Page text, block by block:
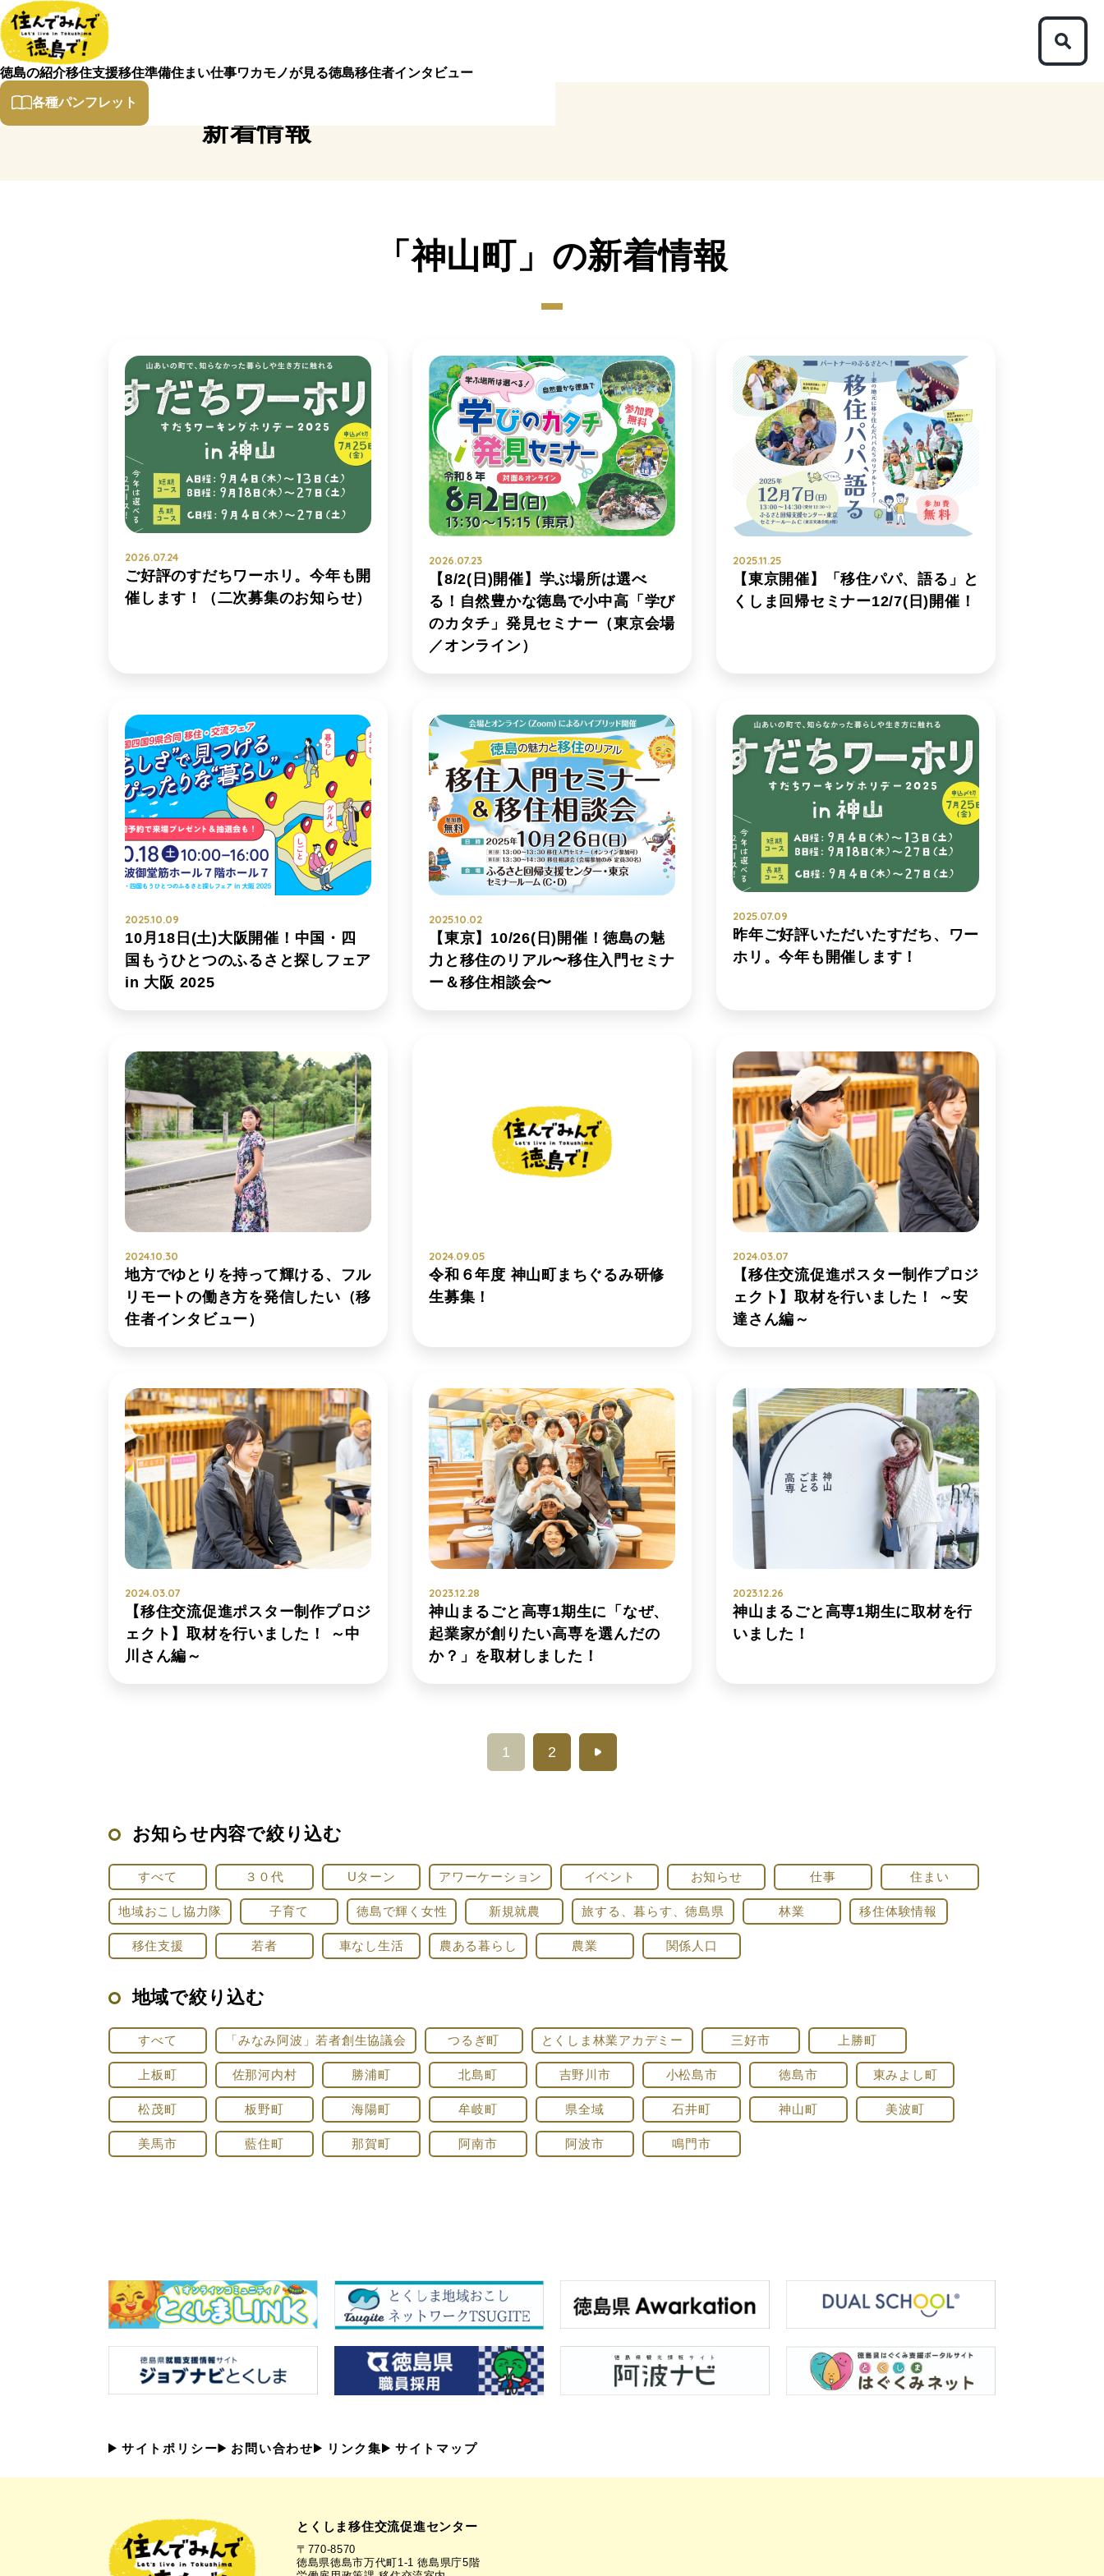
徳島の紹介移住支援移住準備住まい仕事ワカモノが見る徳島移住者インタビュー
各種パンフレット
新着情報
「神山町」の新着情報
2026.07.24
ご好評のすだちワーホリ。今年も開
催します！（二次募集のお知らせ）
2026.07.23
【8/2(日)開催】学ぶ場所は選べ
る！自然豊かな徳島で小中高「学び
のカタチ」発見セミナー（東京会場
／オンライン）
2025.11.25
【東京開催】「移住パパ、語る」と
くしま回帰セミナー12/7(日)開催！
2025.10.09
10月18日(土)大阪開催！中国・四
国もうひとつのふるさと探しフェア
in 大阪 2025
2025.10.02
【東京】10/26(日)開催！徳島の魅
力と移住のリアル〜移住入門セミナ
ー＆移住相談会〜
2025.07.09
昨年ご好評いただいたすだち、ワー
ホリ。今年も開催します！
2024.10.30
地方でゆとりを持って輝ける、フル
リモートの働き方を発信したい（移
住者インタビュー）
2024.09.05
令和６年度 神山町まちぐるみ研修
生募集！
2024.03.07
【移住交流促進ポスター制作プロジ
ェクト】取材を行いました！ ～安
達さん編～
2024.03.07
【移住交流促進ポスター制作プロジ
ェクト】取材を行いました！ ～中
川さん編～
2023.12.28
神山まるごと高専1期生に「なぜ、
起業家が創りたい高専を選んだの
か？」を取材しました！
2023.12.26
神山まるごと高専1期生に取材を行
いました！
1 2
お知らせ内容で絞り込む
すべて ３０代 Uターン アワーケーション イベント お知らせ 仕事 住まい
地域おこし協力隊 子育て 徳島で輝く女性 新規就農 旅する、暮らす、徳島県 林業 移住体験情報
移住支援 若者 車なし生活 農ある暮らし 農業 関係人口
地域で絞り込む
すべて 「みなみ阿波」若者創生協議会 つるぎ町 とくしま林業アカデミー 三好市 上勝町
上板町 佐那河内村 勝浦町 北島町 吉野川市 小松島市 徳島市 東みよし町
松茂町 板野町 海陽町 牟岐町 県全域 石井町 神山町 美波町
美馬市 藍住町 那賀町 阿南市 阿波市 鳴門市
サイトポリシー お問い合わせ リンク集 サイトマップ
とくしま移住交流促進センター
〒770-8570
徳島県徳島市万代町1-1 徳島県庁5階